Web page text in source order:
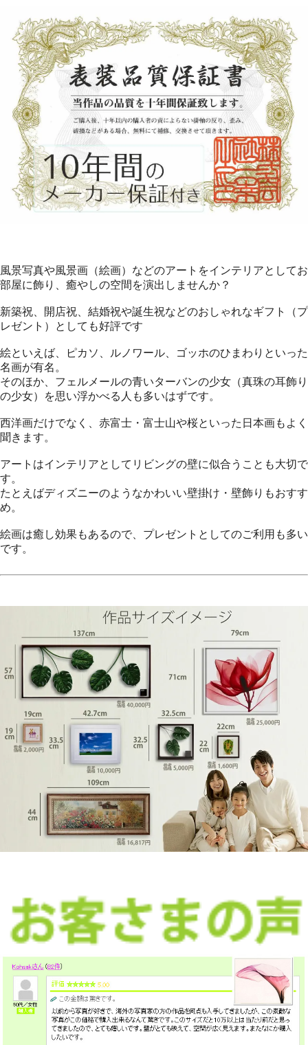
風景写真や風景画（絵画）などのアートをインテリアとしてお
部屋に飾り、癒やしの空間を演出しませんか？
新築祝、開店祝、結婚祝や誕生祝などのおしゃれなギフト（プ
レゼント）としても好評です
絵といえば、ピカソ、ルノワール、ゴッホのひまわりといった
名画が有名。
そのほか、フェルメールの青いターバンの少女（真珠の耳飾り
の少女）を思い浮かべる人も多いはずです。
西洋画だけでなく、赤富士・富士山や桜といった日本画もよく
聞きます。
アートはインテリアとしてリビングの壁に似合うことも大切で
す。
たとえばディズニーのようなかわいい壁掛け・壁飾りもおすす
め。
絵画は癒し効果もあるので、プレゼントとしてのご利用も多い
です。